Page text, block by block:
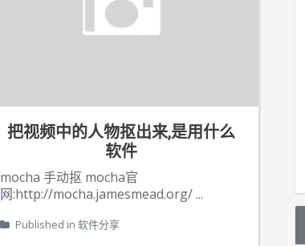
把视频中的人物抠出来,是用什么
软件
mocha 手动抠 mocha官
网:http://mocha.jamesmead.org/...
Published in软件分享